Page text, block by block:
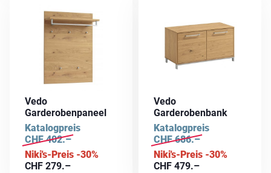
Vedo
Garderobenpaneel
Katalogpreis
CHF402.–
Niki's-Preis -30%
CHF 279.–
Vedo
Garderobenbank
Katalogpreis
CHF686.–
Niki's-Preis -30%
CHF 479.–